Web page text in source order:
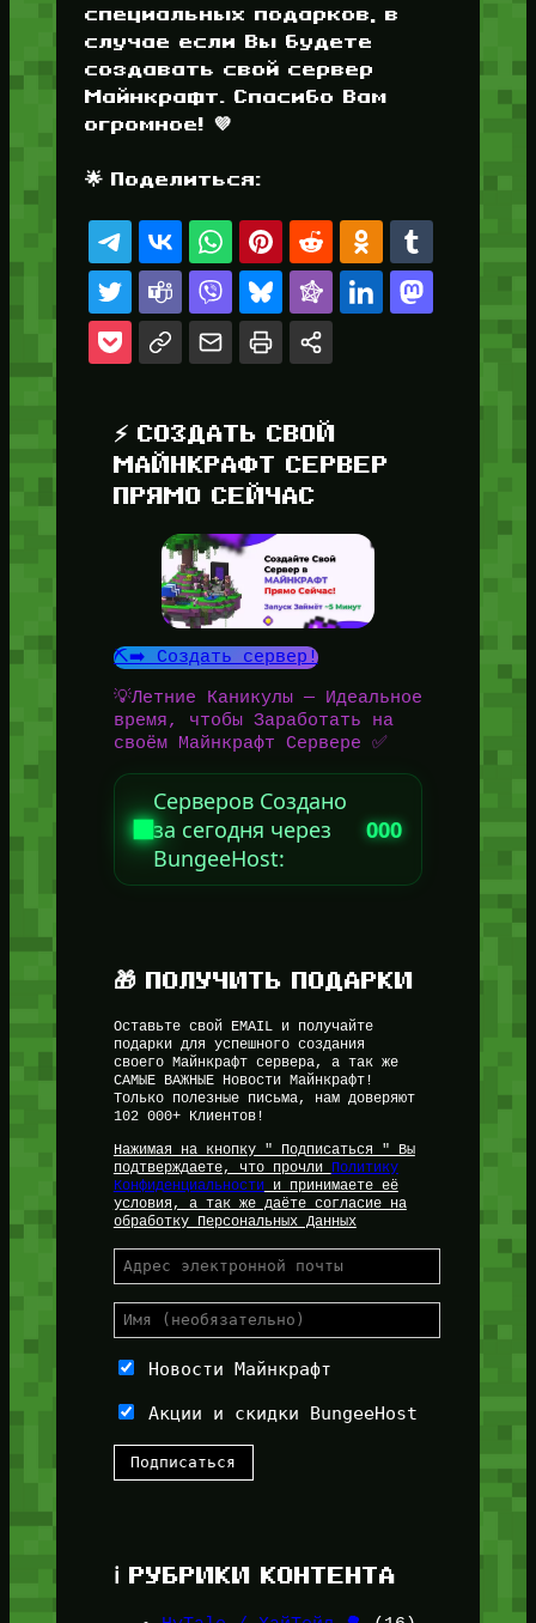
специальных подарков, в
случае если Вы будете
создавать свой сервер
Майнкрафт. Спасибо Вам
огромное! 💜
🌟 Поделиться:
⚡ СОЗДАТЬ СВОЙ
МАЙНКРАФТ СЕРВЕР
ПРЯМО СЕЙЧАС
⛏️➡️ Создать сервер!
💡Летние Каникулы — Идеальное
время, чтобы Заработать на
своём Майнкрафт Сервере ✅
Серверов Создано
за сегодня через
BungeeHost:
000
🎁 ПОЛУЧИТЬ ПОДАРКИ
Оставьте свой EMAIL и получайте
подарки для успешного создания
своего Майнкрафт сервера, а так же
САМЫЕ ВАЖНЫЕ Новости Майнкрафт!
Только полезные письма, нам доверяют
102 000+ Клиентов!
Нажимая на кнопку " Подписаться " Вы
подтверждаете, что прочли Политику
Конфиденциальностии принимаете её
условия, а так же даёте согласие на
обработку Персональных Данных
Новости Майнкрафт
Акции и скидки BungeeHost
ℹ️ РУБРИКИ КОНТЕНТА